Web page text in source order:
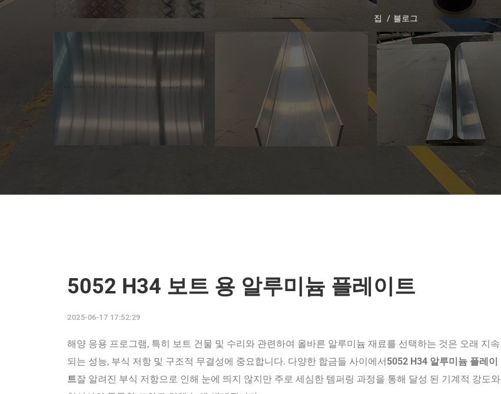
집 블로그
5052 H34 보트 용 알루미늄 플레이트
2025-06-17 17:52:29
해양 응용 프로그램, 특히 보트 건물 및 수리와 관련하여 올바른 알루미늄 재료를 선택하는 것은 오래 지속
되는 성능, 부식 저항 및 구조적 무결성에 중요합니다. 다양한 합금들 사이에서5052 H34 알루미늄 플레이
트잘 알려진 부식 저항으로 인해 눈에 띄지 않지만 주로 세심한 템퍼링 과정을 통해 달성 된 기계적 강도와